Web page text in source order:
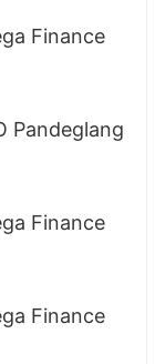
Finance
Pandeglang
Finance
Finance